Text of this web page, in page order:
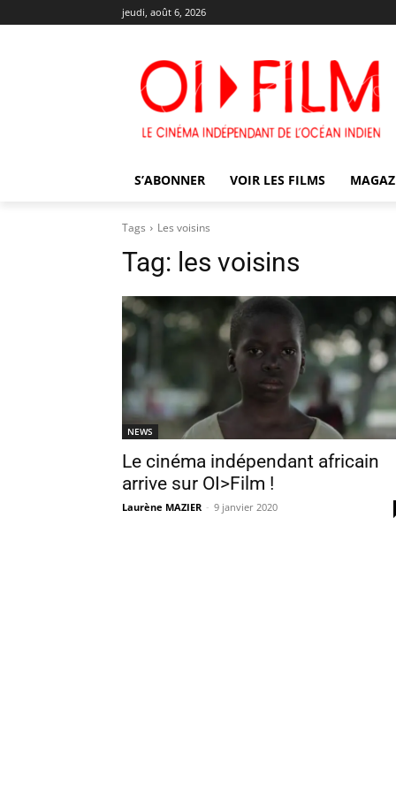
jeudi, août 6, 2026
S’ABONNER VOIR LES FILMS
Tags Les voisins
Tag: les voisins
NEWS
Le cinéma indépendant africain
arrive sur OI>Film !
Laurène MAZIER - 9 janvier 2020